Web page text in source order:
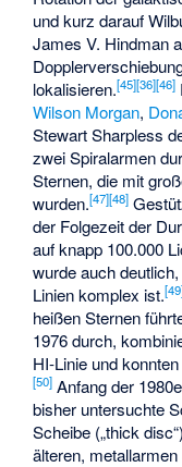
und kurz darauf
James V. Hindman
lokalisieren.[45][36][46]
Wilson Morgan,
Stewart Sharpless
zwei Spiralarmen
Sternen, die mit
wurden.[47][48]
der Folgezeit der
auf knapp 100.000
wurde auch
Linien komplex ist.[49
heißen Sternen
1976 durch,
HI-Linie und
[50] Anfang der
bisher untersuchte
Scheibe („thick
älteren,